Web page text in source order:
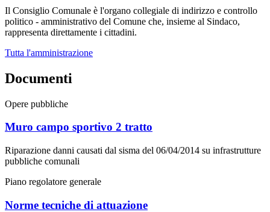
Il Consiglio Comunale è l'organo collegiale di indirizzo e controllo
politico - amministrativo del Comune che, insieme al Sindaco,
rappresenta direttamente i cittadini.
Tutta l'amministrazione
Documenti
Opere pubbliche
Muro campo sportivo 2 tratto
Riparazione danni causati dal sisma del 06/04/2014 su infrastrutture
pubbliche comunali
Piano regolatore generale
Norme tecniche di attuazione